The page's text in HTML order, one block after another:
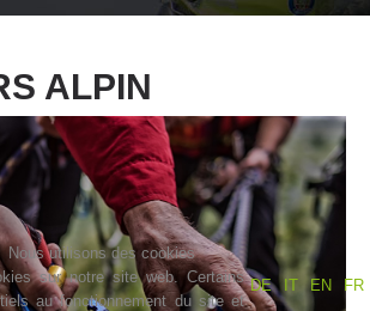
ALPIN
Nous utilisons des cookies
DE
IT EN FR
sur notre site web. Certains
au fonctionnement du site et